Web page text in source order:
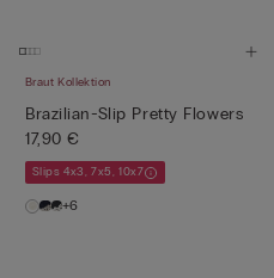
Braut Kollektion
Brazilian-Slip Pretty Flowers
17,90 €
Slips 4x3, 7x5, 10x7
+6